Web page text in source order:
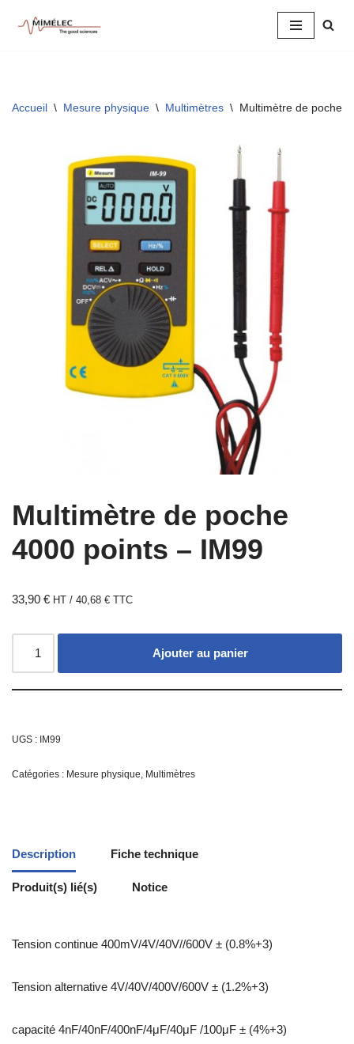
Accueil \ Mesure physique \ Multimètres \ Multimètre de poche
Multimètre de poche
4000 points – IM99
33,90 € HT / 40,68 € TTC
Ajouter au panier
UGS : IM99
Catégories : Mesure physique, Multimètres
Description Fiche technique
Produit(s) lié(s) Notice
Tension continue 400mV/4V/40V//600V ± (0.8%+3)
Tension alternative 4V/40V/400V/600V ± (1.2%+3)
capacité 4nF/40nF/400nF/4μF/40μF /100μF ± (4%+3)